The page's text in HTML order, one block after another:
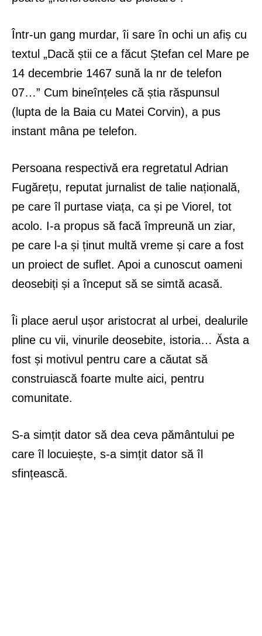
Într-un gang murdar, îi sare în ochi un afiș cu
textul „Dacă știi ce a făcut Ștefan cel Mare pe
14 decembrie 1467 sună la nr de telefon
07…” Cum bineînțeles că știa răspunsul
(lupta de la Baia cu Matei Corvin), a pus
instant mâna pe telefon.
Persoana respectivă era regretatul Adrian
Fugărețu, reputat jurnalist de talie națională,
pe care îl purtase viața, ca și pe Viorel, tot
acolo. I-a propus să facă împreună un ziar,
pe care l-a și ținut multă vreme și care a fost
un proiect de suflet. Apoi a cunoscut oameni
deosebiți și a început să se simtă acasă.
Îi place aerul ușor aristocrat al urbei, dealurile
pline cu vii, vinurile deosebite, istoria… Ăsta a
fost și motivul pentru care a căutat să
construiască foarte multe aici, pentru
comunitate.
S-a simțit dator să dea ceva pământului pe
care îl locuiește, s-a simțit dator să îl
sfințească.